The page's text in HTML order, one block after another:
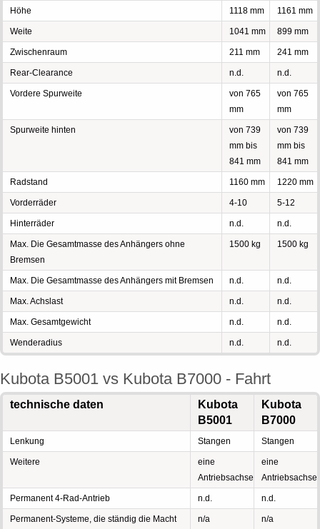
Höhe 1118 mm 1161 mm
Weite 1041 mm 899 mm
Zwischenraum 211 mm 241 mm
Rear-Clearance n.d. n.d.
Vordere Spurweite
von 765
mm
von 765
mm
Spurweite hinten
von 739
mm bis
841 mm
von 739
mm bis
841 mm
Radstand 1160 mm 1220 mm
Vorderräder 4-10 5-12
Hinterräder n.d. n.d.
Max. Die Gesamtmasse des Anhängers ohne
Bremsen
1500 kg 1500 kg
Max. Die Gesamtmasse des Anhängers mit Bremsen n.d. n.d.
Max. Achslast n.d. n.d.
Max. Gesamtgewicht n.d. n.d.
Wenderadius n.d. n.d.
Kubota B5001 vs Kubota B7000 - Fahrt
technische daten
Kubota
B5001
Kubota
B7000
Lenkung Stangen Stangen
Weitere
eine
Antriebsachse
eine
Antriebsachse
Permanent 4-Rad-Antrieb n.d. n.d.
Permanent-Systeme, die ständig die Macht
n/a n/a